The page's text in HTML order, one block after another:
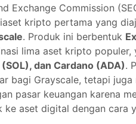
Exchange Commission
kripto pertama yang
. Produk ini berbentuk
lima aset kripto populer,
(SOL), dan Cardano (ADA).
bagi Grayscale, tetapi
pasar keuangan karena
ke aset digital dengan cara